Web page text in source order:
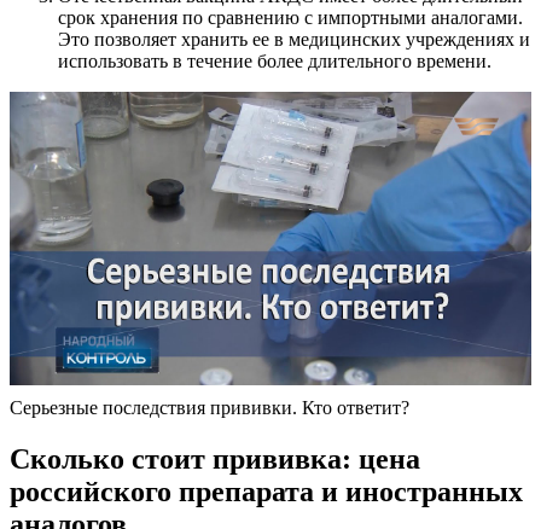
срок хранения по сравнению с импортными аналогами.
Это позволяет хранить ее в медицинских учреждениях и
использовать в течение более длительного времени.
Серьезные последствия прививки. Кто ответит?
Сколько стоит прививка: цена
российского препарата и иностранных